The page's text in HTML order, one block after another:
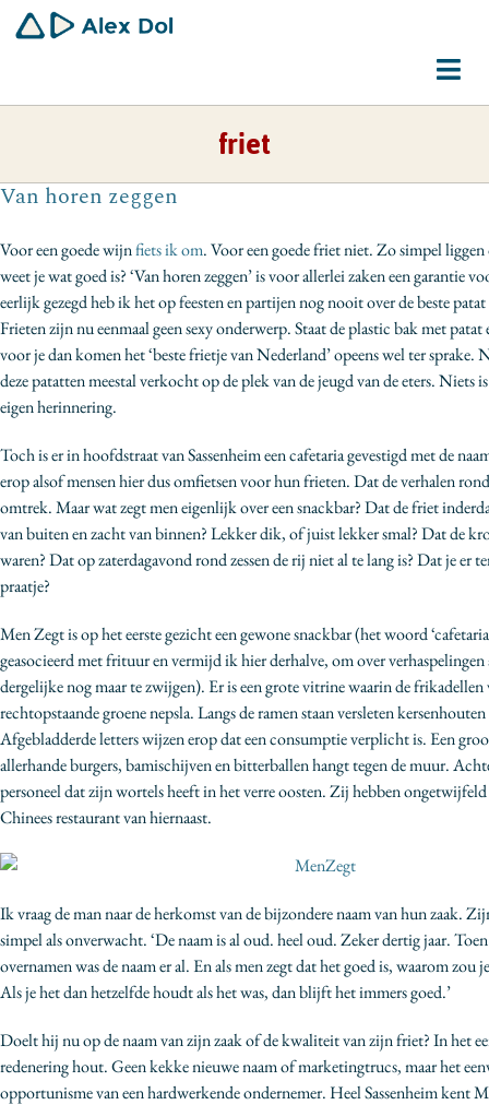
naar
Dirigent
Gemeenschapswerker
Bio
Contact
friet
Van horen zeggen
Voor een goede wijnfiets ik om. Voor een goede friet niet. Zo simpel
weet je wat goed is? ‘Van horen zeggen’ is voor allerlei zaken een garantie
eerlijk gezegd heb ik het op feesten en partijen nog nooit over de beste patat
Frieten zijn nu eenmaal geen sexy onderwerp. Staat de plastic bak met patat
voor je dan komen het ‘beste frietje van Nederland’ opeens wel ter
deze patatten meestal verkocht op de plek van de jeugd van de eters. Niets
eigen herinnering.
Toch is er in hoofdstraat van Sassenheim een cafetaria gevestigd met de
erop alsof mensen hier dus omfietsen voor hun frieten. Dat de verhalen
omtrek. Maar wat zegt men eigenlijk over een snackbar? Dat de friet
van buiten en zacht van binnen? Lekker dik, of juist lekker smal? Dat de
waren? Dat op zaterdagavond rond zessen de rij niet al te lang is? Dat je er
praatje?
Men Zegt is op het eerste gezicht een gewone snackbar (het woord
geasocieerd met frituur en vermijd ik hier derhalve, om over verhaspelingen
dergelijke nog maar te zwijgen). Er is een grote vitrine waarin de frikadellen
rechtopstaande groene nepsla. Langs de ramen staan versleten
Afgebladderde letters wijzen erop dat een consumptie verplicht is. Een
allerhande burgers, bamischijven en bitterballen hangt tegen de muur.
personeel dat zijn wortels heeft in het verre oosten. Zij hebben
Chinees restaurant van hiernaast.
Ik vraag de man naar de herkomst van de bijzondere naam van hun zaak.
simpel als onverwacht. ‘De naam is al oud. heel oud. Zeker dertig jaar.
overnamen was de naam er al. En als men zegt dat het goed is, waarom zou
Als je het dan hetzelfde houdt als het was, dan blijft het immers goed.’
Doelt hij nu op de naam van zijn zaak of de kwaliteit van zijn friet? In het
redenering hout. Geen kekke nieuwe naam of marketingtrucs, maar het
opportunisme van een hardwerkende ondernemer. Heel Sassenheim kent